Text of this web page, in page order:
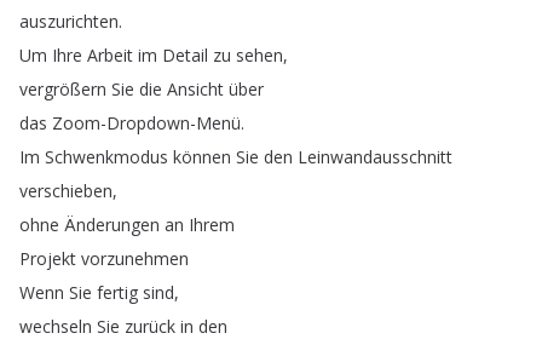
auszurichten.
Um Ihre Arbeit im Detail zu sehen,
vergrößern Sie die Ansicht über
das Zoom-Dropdown-Menü.
Im Schwenkmodus können Sie den Leinwandausschnitt
verschieben,
ohne Änderungen an Ihrem
Projekt vorzunehmen
Wenn Sie fertig sind,
wechseln Sie zurück in den